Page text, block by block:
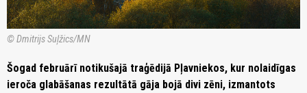
© Dmitrijs Suļžics/MN
Šogad februārī notikušajā traģēdijā Pļavniekos, kur nolaidīgas
ieroča glabāšanas rezultātā gāja bojā divi zēni, izmantots